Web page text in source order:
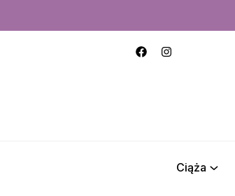
Ciąża